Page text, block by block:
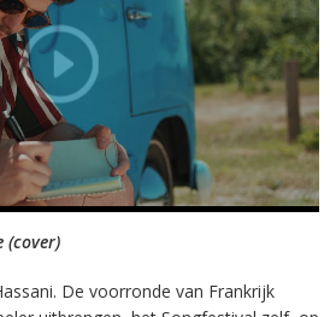
(cover)
De voorronde van Frankrijk